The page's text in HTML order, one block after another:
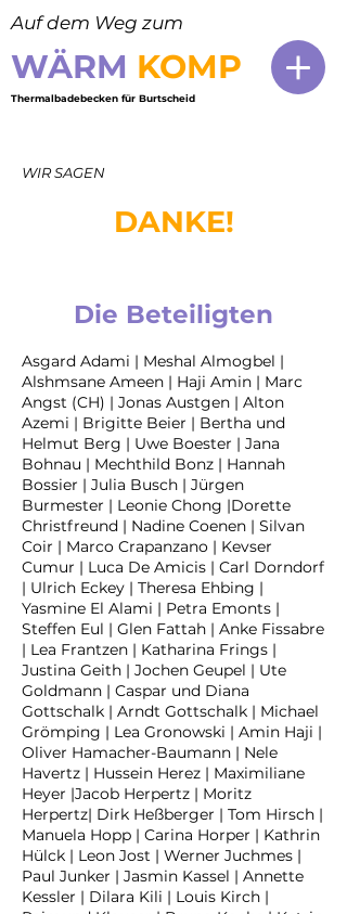
WÄRM KOMP
Thermalbadebecken für Burtscheid
Auf dem Weg zum
WIR SAGEN
DANKE!
Die Beteiligten
Asgard Adami | Meshal Almogbel |
Alshmsane Ameen | Haji Amin | Marc
Angst (CH) | Jonas Austgen | Alton
Azemi | Brigitte Beier | Bertha und
Helmut Berg | Uwe Boester | Jana
Bohnau | Mechthild Bonz | Hannah
Bossier | Julia Busch | Jürgen
Burmester | Leonie Chong |Dorette
Christfreund | Nadine Coenen | Silvan
Coir | Marco Crapanzano | Kevser
Cumur | Luca De Amicis | Carl Dorndorf
| Ulrich Eckey | Theresa Ehbing |
Yasmine El Alami | Petra Emonts |
Steffen Eul | Glen Fattah | Anke Fissabre
| Lea Frantzen | Katharina Frings |
Justina Geith | Jochen Geupel | Ute
Goldmann | Caspar und Diana
Gottschalk | Arndt Gottschalk | Michael
Grömping | Lea Gronowski | Amin Haji |
Oliver Hamacher-Baumann | Nele
Havertz | Hussein Herez | Maximiliane
Heyer |Jacob Herpertz | Moritz
Herpertz| Dirk Heßberger | Tom Hirsch |
Manuela Hopp | Carina Horper | Kathrin
Hülck | Leon Jost | Werner Juchmes |
Paul Junker | Jasmin Kassel | Annette
Kessler | Dilara Kili | Louis Kirch |